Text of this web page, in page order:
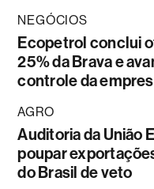
NEGÓCIOS
Ecopetrol conclui
25% da Brava e
controle da
AGRO
Auditoria da União
poupar
do Brasil de veto